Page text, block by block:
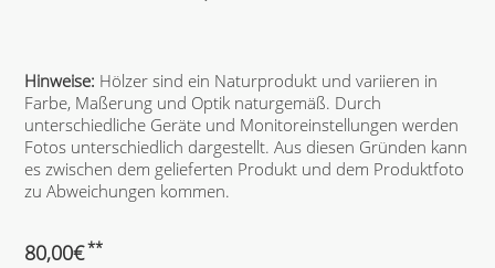
Hinweise: Hölzer sind ein Naturprodukt und variieren in
Farbe, Maßerung und Optik naturgemäß. Durch
unterschiedliche Geräte und Monitoreinstellungen werden
Fotos unterschiedlich dargestellt. Aus diesen Gründen kann
es zwischen dem gelieferten Produkt und dem Produktfoto
zu Abweichungen kommen.
80,00€**